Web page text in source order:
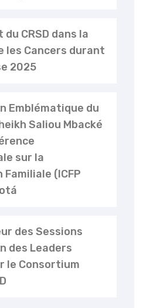
CRSD dans la
les Cancers durant
2025
Emblématique du
Saliou Mbacké
sur la
(ICFP
des Sessions
des Leaders
le Consortium